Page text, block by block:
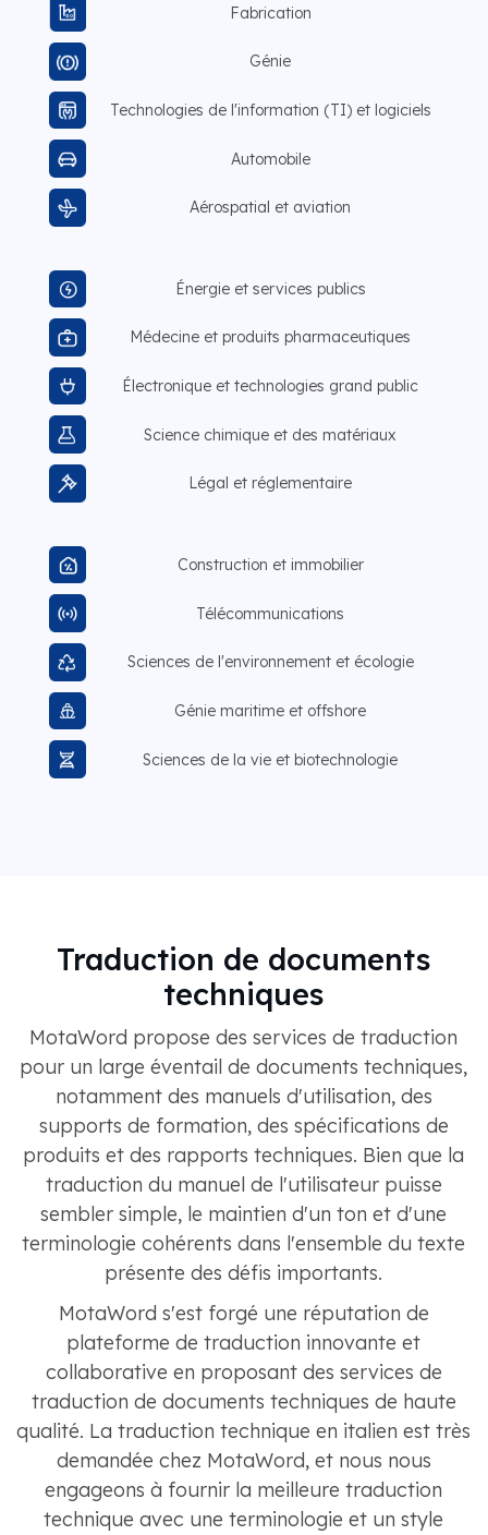
Fabrication
Génie
Technologies de l'information (TI) et logiciels
Automobile
Aérospatial et aviation
Énergie et services publics
Médecine et produits pharmaceutiques
Électronique et technologies grand public
Science chimique et des matériaux
Légal et réglementaire
Construction et immobilier
Télécommunications
Sciences de l'environnement et écologie
Génie maritime et offshore
Sciences de la vie et biotechnologie
Traduction de documents
techniques
MotaWord propose des services de traduction
pour un large éventail de documents techniques,
notamment des manuels d'utilisation, des
supports de formation, des spécifications de
produits et des rapports techniques. Bien que la
traduction du manuel de l'utilisateur puisse
sembler simple, le maintien d'un ton et d'une
terminologie cohérents dans l'ensemble du texte
présente des défis importants.
MotaWord s'est forgé une réputation de
plateforme de traduction innovante et
collaborative en proposant des services de
traduction de documents techniques de haute
qualité. La traduction technique en italien est très
demandée chez MotaWord, et nous nous
engageons à fournir la meilleure traduction
technique avec une terminologie et un style